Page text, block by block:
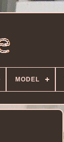
MODEL